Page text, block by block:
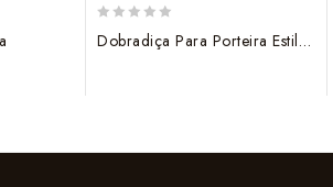
out
Dobradiça Para Porteira Estilo Ferradura